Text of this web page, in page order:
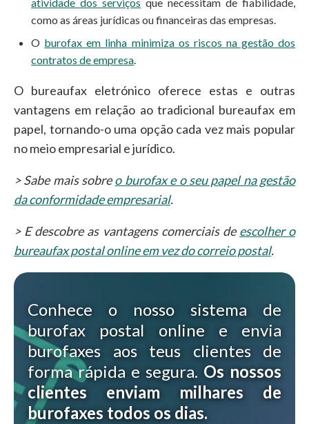
como as áreas jurídicas ou financeiras das empresas.
O burofax em linha minimiza os riscos na gestão dos
contratos de empresa.
O bureaufax eletrónico oferece estas e outras
vantagens em relação ao tradicional bureaufax em
papel, tornando-o uma opção cada vez mais popular
no meio empresarial e jurídico.
> Sabe mais sobreo burofax e o seu papel na gestão
da conformidade empresarial.
> E descobre as vantagens comerciais deescolher o
bureaufax postal online em vez do correio postal.
Conhece o nosso sistema de
burofax postal online e envia
burofaxes aos teus clientes de
forma rápida e segura. Os nossos
clientes enviam milhares de
burofaxes todos os dias.